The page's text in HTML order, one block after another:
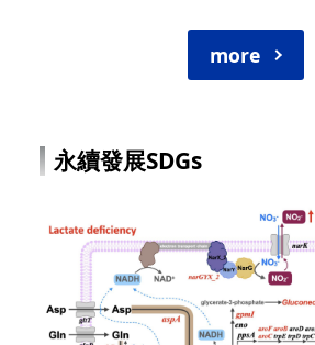
more
永續發展SDGs